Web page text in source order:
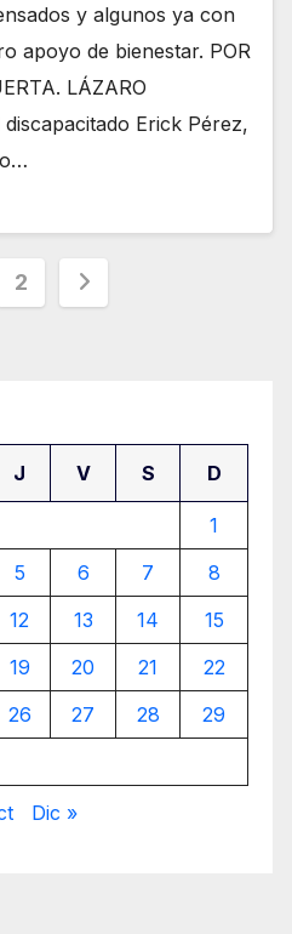
y algunos ya con
apoyo de bienestar. POR
LÁZARO
Erick Pérez,
2
J V S D
1
5 6 7
8
12 13 14
15
19 20 21
22
26 27 28
29
Dic »